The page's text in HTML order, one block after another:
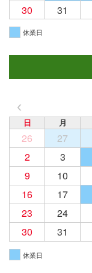
30
31
休業日
‹
日 月
26 27
2
3
9
10
16
17
23
24
30
31
休業日